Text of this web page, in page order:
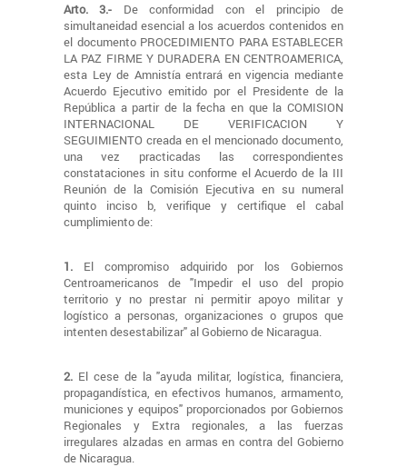
Arto. 3.- De conformidad con el principio de
simultaneidad esencial a los acuerdos contenidos en
el documento PROCEDIMIENTO PARA ESTABLECER
LA PAZ FIRME Y DURADERA EN CENTROAMERICA,
esta Ley de Amnistía entrará en vigencia mediante
Acuerdo Ejecutivo emitido por el Presidente de la
República a partir de la fecha en que la COMISION
INTERNACIONAL DE VERIFICACION Y
SEGUIMIENTO creada en el mencionado documento,
una vez practicadas las correspondientes
constataciones in situ conforme el Acuerdo de la III
Reunión de la Comisión Ejecutiva en su numeral
quinto inciso b, verifique y certifique el cabal
cumplimiento de:
1. El compromiso adquirido por los Gobiernos
Centroamericanos de "Impedir el uso del propio
territorio y no prestar ni permitir apoyo militar y
logístico a personas, organizaciones o grupos que
intenten desestabilizar" al Gobierno de Nicaragua.
2. El cese de la "ayuda militar, logística, financiera,
propagandística, en efectivos humanos, armamento,
municiones y equipos" proporcionados por Gobiernos
Regionales y Extra regionales, a las fuerzas
irregulares alzadas en armas en contra del Gobierno
de Nicaragua.